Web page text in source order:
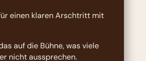
einen klaren Arschtritt mit
auf die Bühne, was viele
nicht aussprechen.